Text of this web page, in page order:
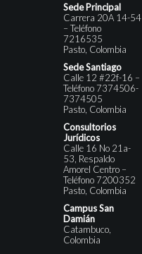
Sede Principal
Carrera 20A 14-54
– Teléfono
7216535
Pasto, Colombia
Sede Santiago
Calle 12 #22f-16 –
Teléfono 7374506-
7374505
Pasto, Colombia
Consultorios
Jurídicos
Calle 16 No 21a-
53, Respaldo
Amorel Centro –
Teléfono 7200352
Pasto, Colombia
Campus San
Damián
Catambuco,
Colombia